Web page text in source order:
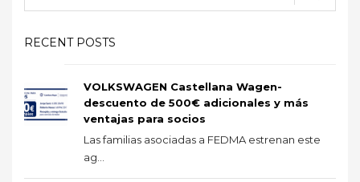
RECENT POSTS
VOLKSWAGEN Castellana Wagen-
descuento de 500€ adicionales y más
ventajas para socios
Las familias asociadas a FEDMA estrenan este
ag...